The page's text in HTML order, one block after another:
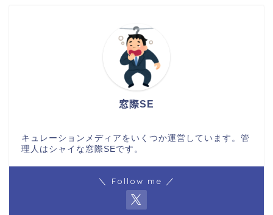
窓際SE
キュレーションメディアをいくつか運営しています。管
理人はシャイな窓際SEです。
＼ Follow me ／